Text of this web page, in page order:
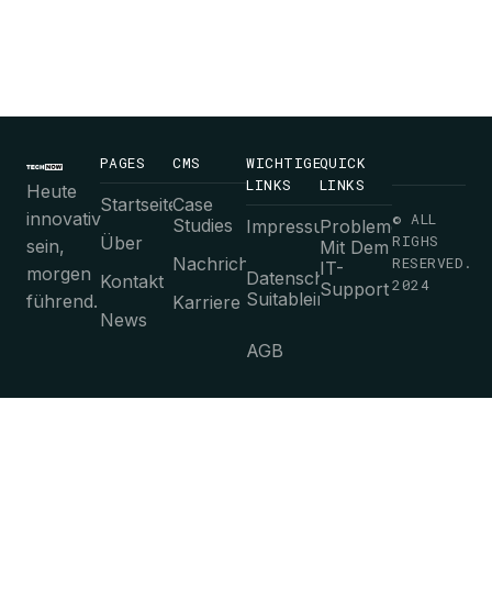
Heute
innovativ
sein,
morgen
führend.
PAGES
Startseite
Über
Kontakt
News
CMS
Case
Studies
Nachrichten
Karriere
WICHTIGE
LINKS
Impressum
Datenschutz-
Suitableimmungen
AGB
QUICK
LINKS
Probleme
Mit Dem
IT-
Support
© ALL
RIGHS
RESERVED.
2024